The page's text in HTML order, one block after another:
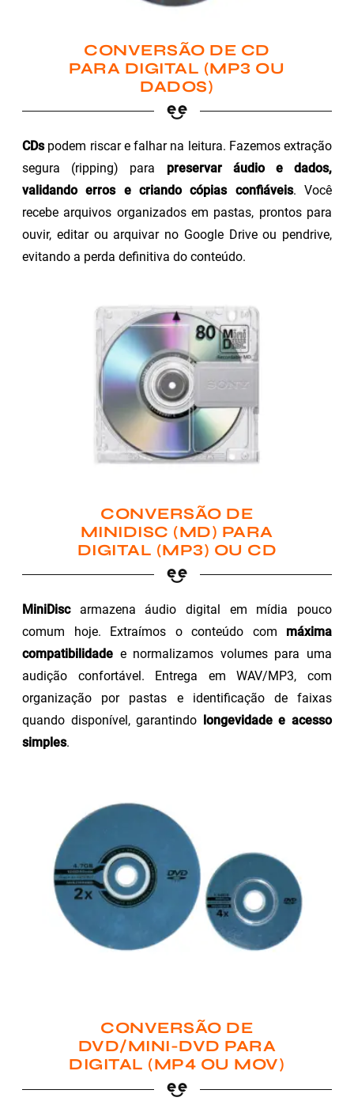
CONVERSÃO DE CD
PARA DIGITAL (MP3 OU
DADOS)
CDspodem riscar e falhar na leitura. Fazemos extração
segura (ripping) para preservar áudio e dados,
validando erros e criando cópias confiáveis. Você
recebe arquivos organizados em pastas, prontos para
ouvir, editar ou arquivar no Google Drive ou pendrive,
evitando a perda definitiva do conteúdo.
CONVERSÃO DE
MINIDISC (MD) PARA
DIGITAL (MP3) OU CD
MiniDiscarmazena áudio digital em mídia pouco
comum hoje. Extraímos o conteúdo com máxima
compatibilidade e normalizamos volumes para uma
audição confortável. Entrega em WAV/MP3, com
organização por pastas e identificação de faixas
quando disponível, garantindo longevidade e acesso
simples.
CONVERSÃO DE
DVD/MINI-DVD PARA
DIGITAL (MP4 OU MOV)